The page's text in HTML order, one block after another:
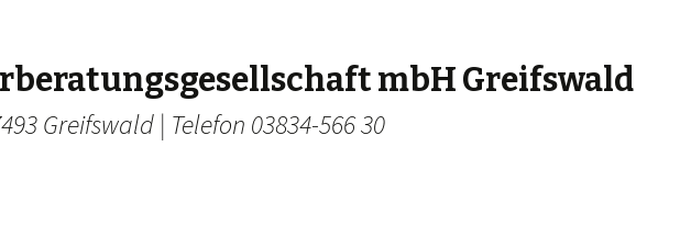
mbH Greifswald
Greifswald | Telefon 03834-566 30